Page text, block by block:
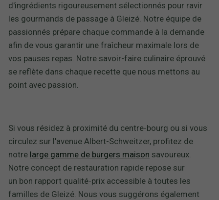
d'ingrédients rigoureusement sélectionnés pour ravir
les gourmands de passage à Gleizé. Notre équipe de
passionnés prépare chaque commande à la demande
afin de vous garantir une fraîcheur maximale lors de
vos pauses repas. Notre savoir-faire culinaire éprouvé
se reflète dans chaque recette que nous mettons au
point avec passion.
Si vous résidez à proximité du centre-bourg ou si vous
circulez sur l'avenue Albert-Schweitzer, profitez de
notre large gamme de burgers maison savoureux.
Notre concept de restauration rapide repose sur
un bon rapport qualité-prix accessible à toutes les
familles de Gleizé. Nous vous suggérons également